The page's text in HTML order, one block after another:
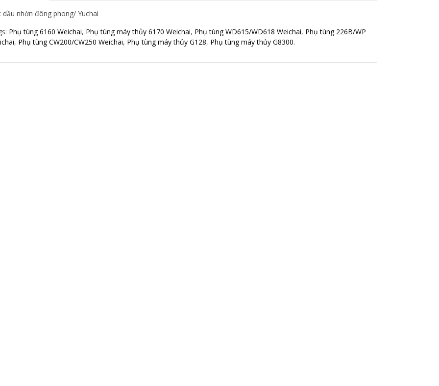
dầu nhờn đông phong/ Yuchai
Phụ tùng 6160 Weichai, Phụ tùng máy thủy 6170 Weichai, Phụ tùng WD615/WD618 Weichai, Phụ tùng 226B/WP
, Phụ tùng CW200/CW250 Weichai, Phụ tùng máy thủy G128, Phụ tùng máy thủy G8300.